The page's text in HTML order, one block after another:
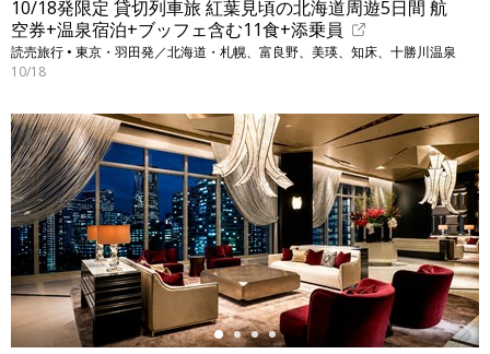
10/18発限定 貸切列車旅 紅葉見頃の北海道周遊5日間 航
空券+温泉宿泊+ブッフェ含む11食+添乗員
読売旅行 • 東京・羽田発／北海道・札幌、富良野、美瑛、知床、十勝川温泉
10/18
←